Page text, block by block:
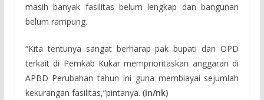
masih banyak fasilitas belum lengkap dan bangunan
belum rampung.
“Kita tentunya sangat berharap pak bupati dan OPD
terkait di Pemkab Kukar memprioritaskan anggaran di
APBD Perubahan tahun ini guna membiayai sejumlah
kekurangan fasilitas,”pintanya. (in/nk)